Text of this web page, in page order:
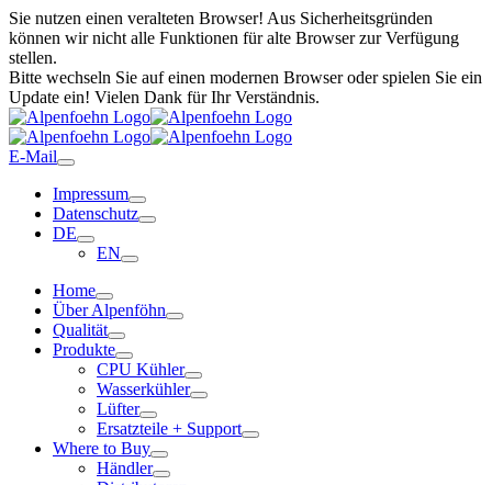
Sie nutzen einen veralteten Browser! Aus Sicherheitsgründen
können wir nicht alle Funktionen für alte Browser zur Verfügung
stellen.
Bitte wechseln Sie auf einen modernen Browser oder spielen Sie ein
Update ein! Vielen Dank für Ihr Verständnis.
E-Mail
Impressum
Datenschutz
DE
EN
Home
Über Alpenföhn
Qualität
Produkte
CPU Kühler
Wasserkühler
Lüfter
Ersatzteile + Support
Where to Buy
Händler